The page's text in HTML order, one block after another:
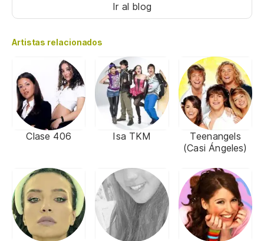
Ir al blog
Artistas relacionados
Clase 406 Isa TKM
Teenangels
(Casi Ángeles)